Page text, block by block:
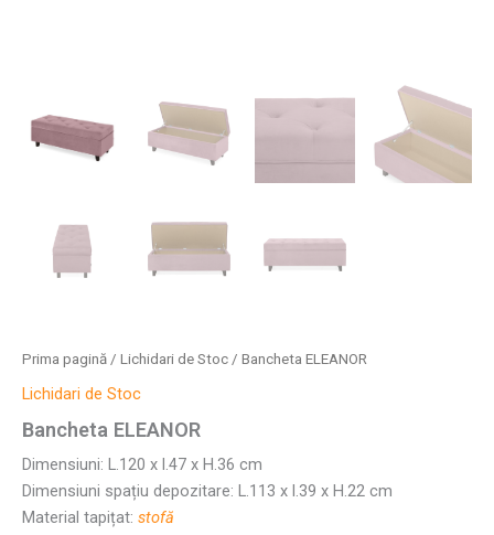
Prima pagină / Lichidari de Stoc / Bancheta ELEANOR
Lichidari de Stoc
Bancheta ELEANOR
Dimensiuni: L.120 x l.47 x H.36 cm
Dimensiuni spațiu depozitare: L.113 x l.39 x H.22 cm
Material tapițat: stofă